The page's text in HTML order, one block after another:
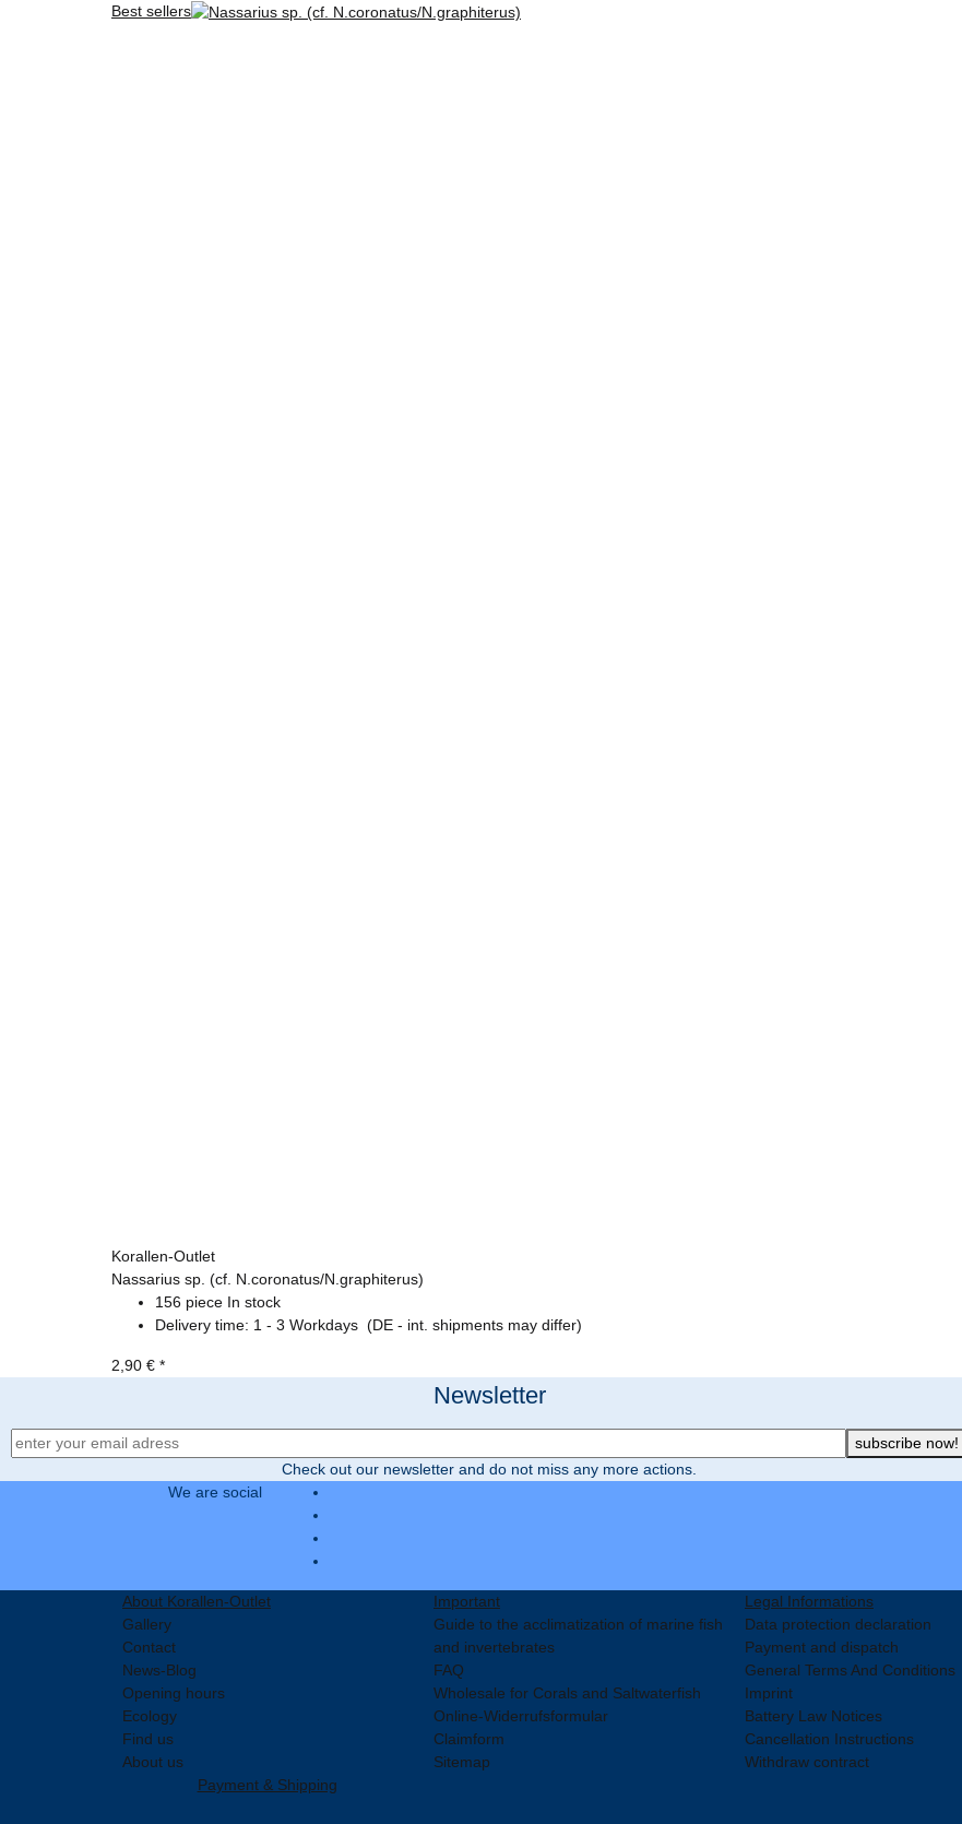
Best sellers
Korallen-Outlet
Nassarius sp. (cf. N.coronatus/N.graphiterus)
156 piece In stock
Delivery time: 1 - 3 Workdays (DE - int. shipments may differ)
2,90 € *
Newsletter
Newsletter Registration
subscribe now!
Check out our newsletter and do not miss any more actions.
We are social
About Korallen-Outlet
Gallery
Contact
News-Blog
Opening hours
Ecology
Find us
About us
Important
Guide to the acclimatization of marine fish
and invertebrates
FAQ
Wholesale for Corals and Saltwaterfish
Online-Widerrufsformular
Claimform
Sitemap
Legal Informations
Data protection declaration
Payment and dispatch
General Terms And Conditions
Imprint
Battery Law Notices
Cancellation Instructions
Withdraw contract
Payment & Shipping